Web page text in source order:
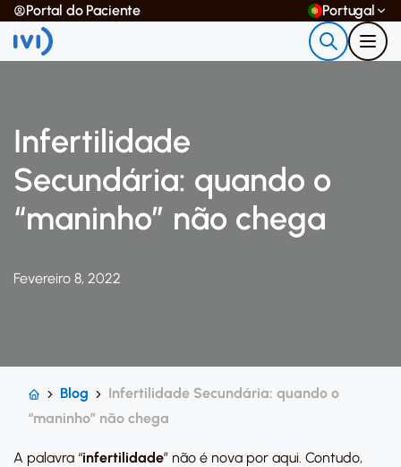
Portal do Paciente Portugal
Infertilidade
Secundária: quando o
“maninho” não chega
Fevereiro 8, 2022
Blog
Infertilidade Secundária: quando o
“maninho” não chega
A palavra “infertilidade” não é nova por aqui. Contudo,